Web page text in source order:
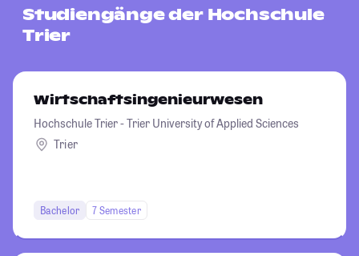
Studiengänge der Hochschule
Trier
Wirtschaftsingenieurwesen
Hochschule Trier - Trier University of Applied Sciences
Trier
Bachelor 7 Semester